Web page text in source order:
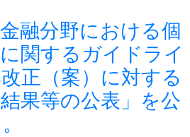
融分野における個
関するガイドライ
正（案）に対する
果等の公表」を公